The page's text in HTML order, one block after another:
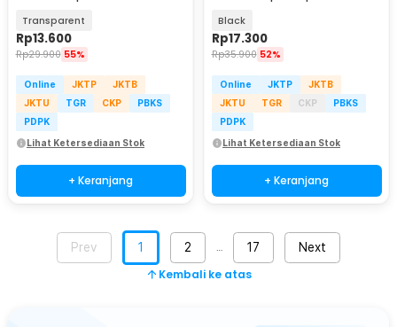
Transparent
Rp13.600
Rp29.900 55%
Online JKTP
JKTB
JKTU
TGR CKP
PBKS
PDPK
Lihat Ketersediaan Stok
+ Keranjang
Black
Rp17.300
Rp35.900 52%
Online JKTP
JKTB
JKTU
TGR CKP
PBKS
PDPK
Lihat Ketersediaan Stok
+ Keranjang
Prev 1 2 17 Next
Kembali ke atas